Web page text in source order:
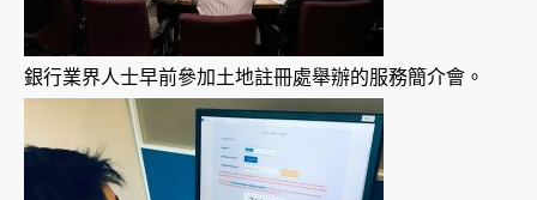
銀行業界人士早前參加土地註冊處舉辦的服務簡介會。